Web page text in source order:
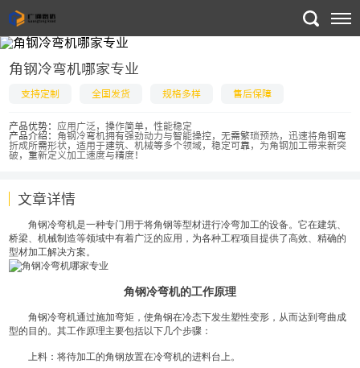
角钢冷弯机哪家专业
支持定制 全国发货 规格多样 售后保障
产品优势： 应用广泛，操作简单，性能稳定
产品介绍： 角钢冷弯机拥有强劲动力与智能操控，无需繁琐预热，迅速将角钢弯
折成所需形状，适用于建筑、机械等多个领域，稳定可靠，为角钢加工带来新突
破，重新定义加工速度与精度！
文章详情
角钢冷弯机是一种专门用于将角钢等型材进行冷弯加工的设备。它在建筑、
桥梁、机械制造等领域中有着广泛的应用，为各种工程项目提供了高效、精确的
型材加工解决方案。
角钢冷弯机的工作原理
角钢冷弯机通过施加弯矩，使角钢在冷态下发生塑性变形，从而达到弯曲成
型的目的。其工作原理主要包括以下几个步骤：
上料：将待加工的角钢放置在冷弯机的进料台上。